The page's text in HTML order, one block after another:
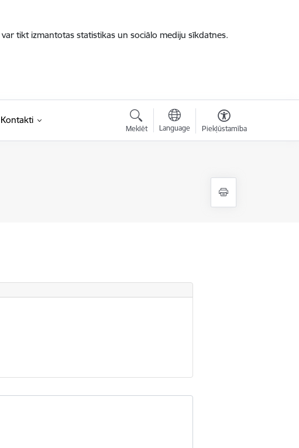
tikt izmantotas statistikas un sociālo mediju sīkdatnes.
Kontakti
Meklēt Language Piekļūstamība